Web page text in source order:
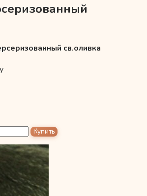
св.оливка